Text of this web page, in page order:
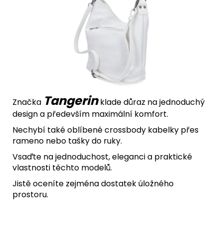
Značka Tangerinklade důraz na jednoduchý
design a především maximální komfort.
Nechybí také oblíbené crossbody kabelky přes
rameno nebo tašky do ruky.
Vsaďte na jednoduchost, eleganci a praktické
vlastnosti těchto modelů.
Jistě oceníte zejména dostatek úložného
prostoru.